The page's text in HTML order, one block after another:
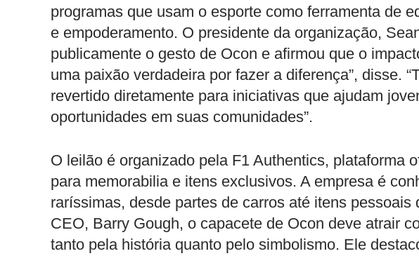
programas que usam o esporte como ferramenta de
e empoderamento. O presidente da organização,
publicamente o gesto de Ocon e afirmou que o
uma paixão verdadeira por fazer a diferença”, disse.
revertido diretamente para iniciativas que ajudam
oportunidades em suas comunidades”.
O leilão é organizado pela F1 Authentics, plataforma
para memorabilia e itens exclusivos. A empresa é
raríssimas, desde partes de carros até itens
CEO, Barry Gough, o capacete de Ocon deve atrair
tanto pela história quanto pelo simbolismo. Ele